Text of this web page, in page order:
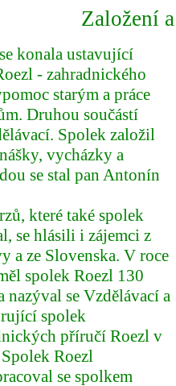
Založení
konala ustavující
- zahradnického
starým a práce
Druhou součástí
Spolek založil
vycházky a
se stal pan Antonín
které také spolek
se hlásili i zájemci z
a ze Slovenska. V roce
spolek Roezl 130
nazýval se Vzdělávací a
spolek
příručí Roezl v
Spolek Roezl
se spolkem